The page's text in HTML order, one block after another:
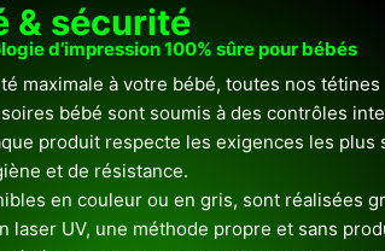
& sécurité
d’impression 100% sûre pour bébés
maximale à votre bébé, toutes nos tétines
bébé sont soumis à des contrôles
produit respecte les exigences les plus
et de résistance.
en couleur ou en gris, sont réalisées
laser UV, une méthode propre et sans